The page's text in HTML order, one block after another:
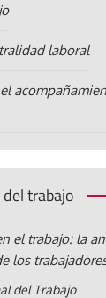
laboral
trabajo
el trabajo: la
los
del Trabajo